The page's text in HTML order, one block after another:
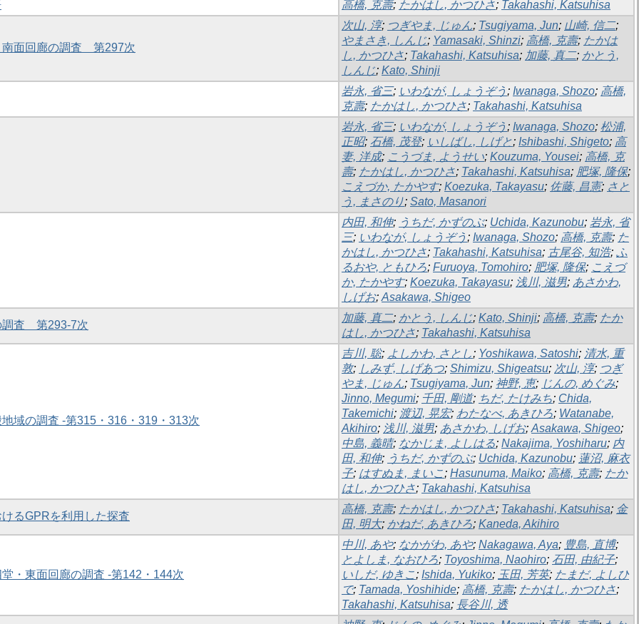
高橋, 克壽; たかはし, かつひさ; Takahashi, Katsuhisa
南面回廊の調査 第297次
次山, 淳; つぎやま, じゅん; Tsugiyama, Jun; 山崎, 信二;
やまさき, しんじ; Yamasaki, Shinzi; 高橋, 克壽; たかは
し, かつひさ; Takahashi, Katsuhisa; 加藤, 真二; かとう,
しんじ; Kato, Shinji
岩永, 省三; いわなが, しょうぞう ; Iwanaga, Shozo; 高橋,
克壽; たかはし, かつひさ; Takahashi, Katsuhisa
岩永, 省三; いわなが, しょうぞう ; Iwanaga, Shozo; 松浦,
正昭; 石橋, 茂登; いしばし, しげと; Ishibashi, Shigeto; 高
妻, 洋成; こうづま, ようせい; Kouzuma, Yousei; 高橋, 克
壽; たかはし, かつひさ; Takahashi, Katsuhisa; 肥塚, 隆保;
こえづか, たかやす; Koezuka, Takayasu; 佐藤, 昌憲; さと
う, まさのり; Sato, Masanori
内田, 和伸; うちだ, かずのぶ; Uchida, Kazunobu; 岩永, 省
三; いわなが, しょうぞう ; Iwanaga, Shozo; 高橋, 克壽; た
かはし, かつひさ; Takahashi, Katsuhisa; 古尾谷, 知浩; ふ
るおや, ともひろ; Furuoya, Tomohiro; 肥塚, 隆保; こえづ
か, たかやす; Koezuka, Takayasu; 浅川, 滋男; あさかわ,
しげお; Asakawa, Shigeo
調査 第293-7次
加藤, 真二; かとう, しんじ; Kato, Shinji; 高橋, 克壽; たか
はし, かつひさ; Takahashi, Katsuhisa
域の調査 -第315・316・319・313次
吉川, 聡; よしかわ, さとし; Yoshikawa, Satoshi; 清水, 重
敦; しみず, しげあつ; Shimizu, Shigeatsu; 次山, 淳; つぎ
やま, じゅん; Tsugiyama, Jun; 神野, 恵; じんの, めぐみ;
Jinno, Megumi; 千田, 剛道; ちだ, たけみち; Chida,
Takemichi; 渡辺, 晃宏; わたなべ, あきひろ; Watanabe,
Akihiro; 浅川, 滋男; あさかわ, しげお; Asakawa, Shigeo;
中島, 義晴; なかじま, よしはる; Nakajima, Yoshiharu; 内
田, 和伸; うちだ, かずのぶ; Uchida, Kazunobu; 蓮沼, 麻衣
子; はすぬま, まいこ; Hasunuma, Maiko; 高橋, 克壽; たか
はし, かつひさ; Takahashi, Katsuhisa
るGPRを利用した探査
高橋, 克壽; たかはし, かつひさ; Takahashi, Katsuhisa; 金
田, 明大; かねだ, あきひろ; Kaneda, Akihiro
・東面回廊の調査 -第142・144次
中川, あや; なかがわ, あや; Nakagawa, Aya; 豊島, 直博;
とよしま, なおひろ; Toyoshima, Naohiro; 石田, 由紀子;
いしだ, ゆきこ; Ishida, Yukiko; 玉田, 芳英; たまだ, よしひ
で; Tamada, Yoshihide; 高橋, 克壽; たかはし, かつひさ;
Takahashi, Katsuhisa; 長谷川, 透